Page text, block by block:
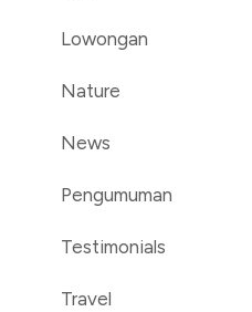
Lowongan
Nature
News
Pengumuman
Testimonials
Travel